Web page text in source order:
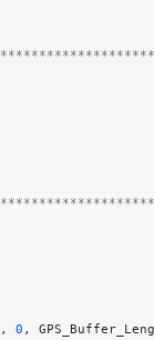
0 ,